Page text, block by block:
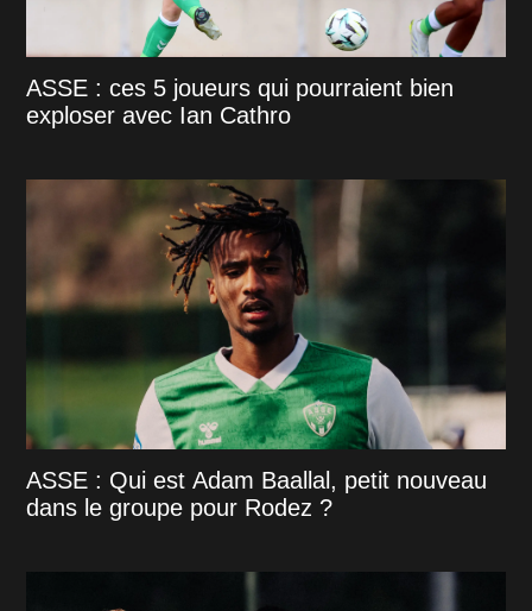
ASSE : ces 5 joueurs qui pourraient bien
exploser avec Ian Cathro
ASSE : Qui est Adam Baallal, petit nouveau
dans le groupe pour Rodez ?